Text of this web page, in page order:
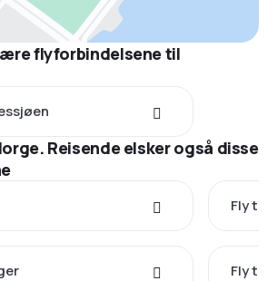
flyforbindelsene til
Reisende elsker også disse
Fly til
Fly til